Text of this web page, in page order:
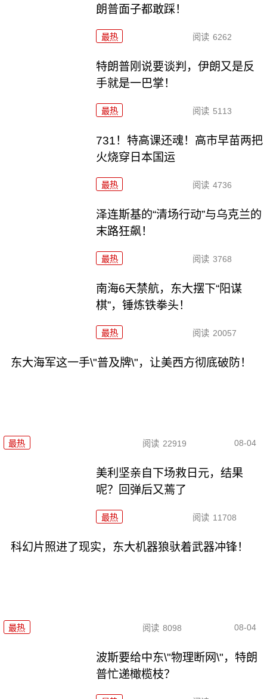
朗普面子都敢踩！
最热 阅读 6262
特朗普刚说要谈判，伊朗又是反
手就是一巴掌！
最热 阅读 5113
731！特高课还魂！高市早苗两把
火烧穿日本国运
最热 阅读 4736
泽连斯基的“清场行动”与乌克兰的
末路狂飙！
最热 阅读 3768
南海6天禁航，东大摆下“阳谋
棋”，锤炼铁拳头！
最热 阅读 20057
东大海军这一手\"普及牌\"，让美西方彻底破防！
最热 阅读 22919 08-04
美利坚亲自下场救日元，结果
呢？回弹后又蔫了
最热 阅读 11708
科幻片照进了现实，东大机器狼驮着武器冲锋！
最热 阅读 8098 08-04
波斯要给中东\"物理断网\"，特朗
普忙递橄榄枝？